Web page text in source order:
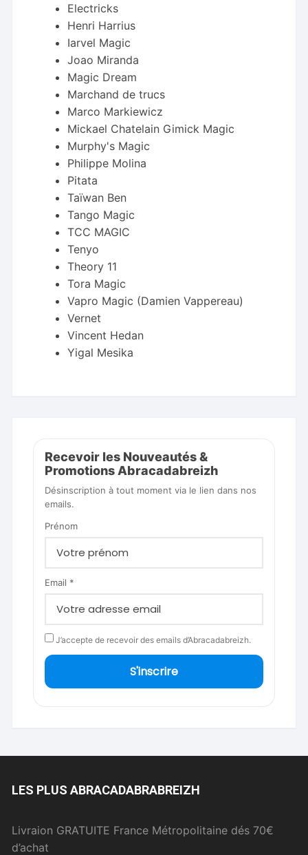
Electricks
Henri Harrius
Iarvel Magic
Joao Miranda
Magic Dream
Marchand de trucs
Marco Markiewicz
Mickael Chatelain Gimick Magic
Murphy's Magic
Philippe Molina
Pitata
Taïwan Ben
Tango Magic
TCC MAGIC
Tenyo
Theory 11
Tora Magic
Vapro Magic (Damien Vappereau)
Vernet
Vincent Hedan
Yigal Mesika
Recevoir les Nouveautés &
Promotions Abracadabreizh
Désinscription à tout moment via le lien dans nos
emails.
Prénom
Email *
J’accepte de recevoir des emails d’Abracadabreizh.
S'inscrire
LES PLUS ABRACADABRABREIZH
Livraion GRATUITE France Métropolitaine dés 70€
d’achat